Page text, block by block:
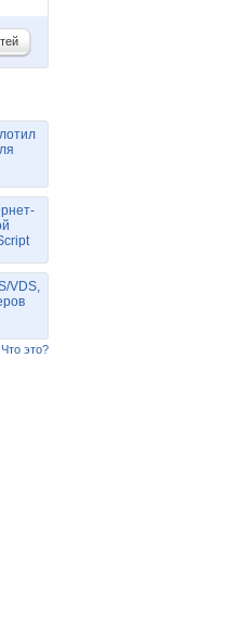
VDS,
Что это?